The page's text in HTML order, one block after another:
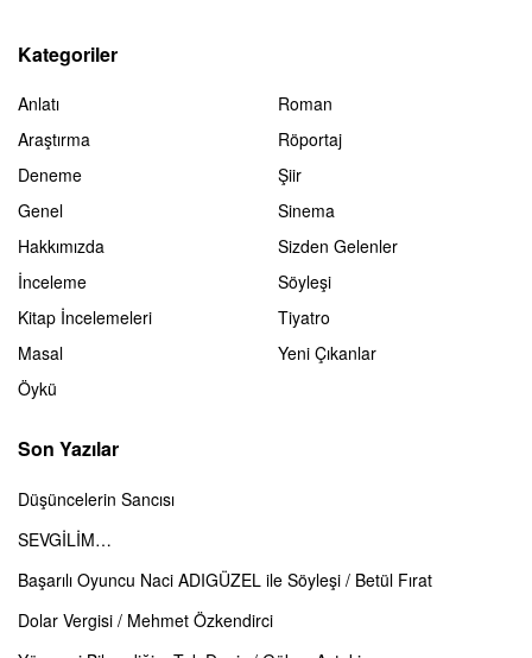
Kategoriler
Anlatı
Araştırma
Deneme
Genel
Hakkımızda
İnceleme
Kitap İncelemeleri
Masal
Öykü
Roman
Röportaj
Şiir
Sinema
Sizden Gelenler
Söyleşi
Tiyatro
Yeni Çıkanlar
Son Yazılar
Düşüncelerin Sancısı
SEVGİLİM…
Başarılı Oyuncu Naci ADIGÜZEL ile Söyleşi / Betül Fırat
Dolar Vergisi / Mehmet Özkendirci